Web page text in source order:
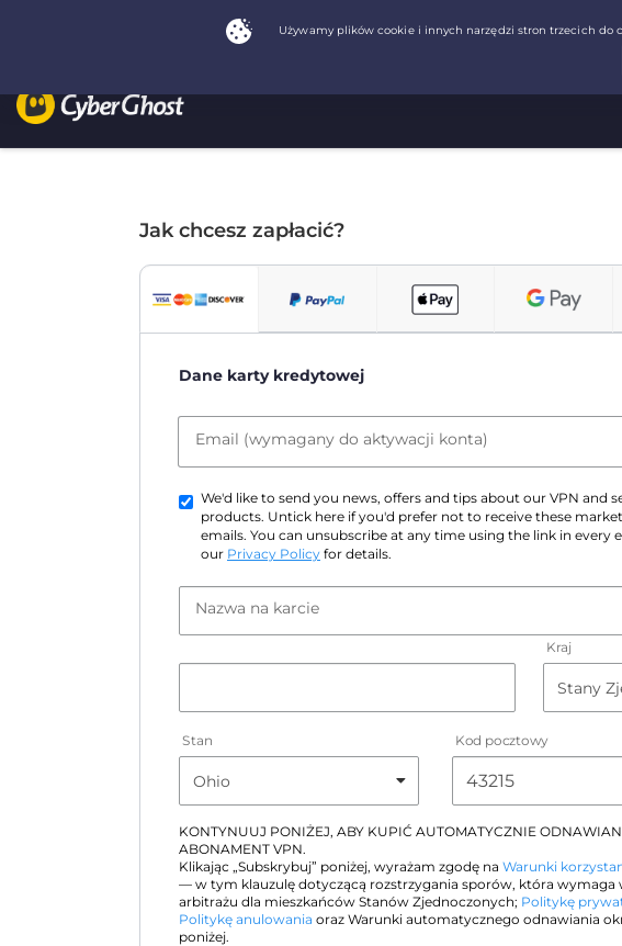
Jak chcesz zapłacić?
Dane karty kredytowej
Email (wymagany do aktywacji konta)
We'd like to send you news, offers and tips about our VPN and
products. Untick here if you'd prefer not to receive these
emails. You can unsubscribe at any time using the link in every
our Privacy Policy for details.
Nazwa na karcie
Kraj
Stan Kod pocztowy
KONTYNUUJ PONIŻEJ, ABY KUPIĆ AUTOMATYCZNIE
ABONAMENT VPN.
Klikając „Subskrybuj” poniżej, wyrażam zgodę na Warunki
— w tym klauzulę dotyczącą rozstrzygania sporów, która wymaga
arbitrażu dla mieszkańców Stanów Zjednoczonych; Politykę
Politykę anulowania oraz Warunki automatycznego odnawiania
poniżej.